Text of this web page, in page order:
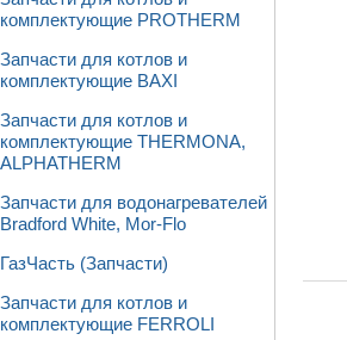
комплектующие PROTHERM
Запчасти для котлов и
комплектующие BAXI
Запчасти для котлов и
комплектующие THERMONA,
ALPHATHERM
Запчасти для водонагревателей
Bradford White, Mor-Flo
ГазЧасть (Запчасти)
Запчасти для котлов и
комплектующие FERROLI